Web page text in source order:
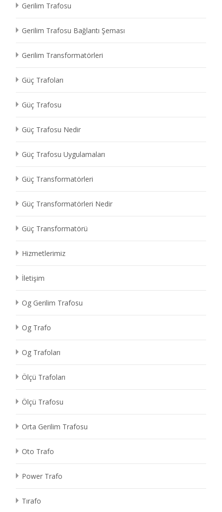
Gerilim Trafosu
Gerilim Trafosu Bağlantı Şeması
Gerilim Transformatörleri
Güç Trafoları
Güç Trafosu
Güç Trafosu Nedir
Güç Trafosu Uygulamaları
Güç Transformatörleri
Güç Transformatörleri Nedir
Güç Transformatörü
Hizmetlerimiz
İletişim
Og Gerilim Trafosu
Og Trafo
Og Trafoları
Ölçü Trafoları
Ölçü Trafosu
Orta Gerilim Trafosu
Oto Trafo
Power Trafo
Tırafo